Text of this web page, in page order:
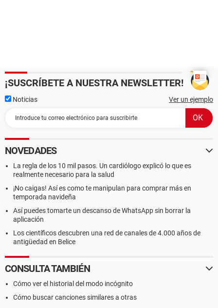
¡SUSCRÍBETE A NUESTRA NEWSLETTER!
Noticias Ver un ejemplo
NOVEDADES
La regla de los 10 mil pasos. Un cardiólogo explicó lo que es
realmente necesario para la salud
¡No caigas! Así es como te manipulan para comprar más en
temporada navideña
Así puedes tomarte un descanso de WhatsApp sin borrar la
aplicación
Los científicos descubren una red de canales de 4.000 años de
antigüedad en Belice
CONSULTA TAMBIÉN
Cómo ver el historial del modo incógnito
Cómo buscar canciones similares a otras